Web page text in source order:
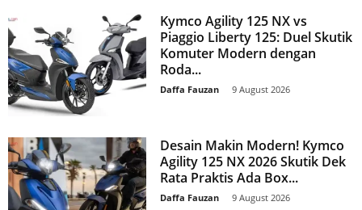
Kymco Agility 125 NX vs
Piaggio Liberty 125: Duel Skutik
Komuter Modern dengan
Roda...
Daffa Fauzan 9 August 2026
Desain Makin Modern! Kymco
Agility 125 NX 2026 Skutik Dek
Rata Praktis Ada Box...
Daffa Fauzan 9 August 2026